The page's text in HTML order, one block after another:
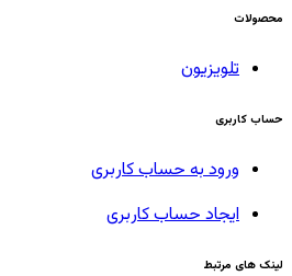
محصولات
تلویزیون
حساب کاربری
ورود به حساب کاربری
ایجاد حساب کاربری
لینک های مرتبط